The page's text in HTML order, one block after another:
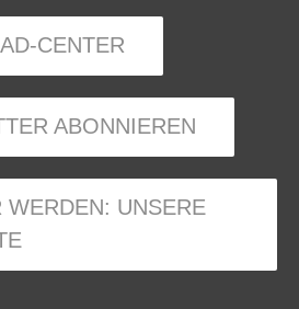
CENTER
ABONNIEREN
WERDEN: UNSERE